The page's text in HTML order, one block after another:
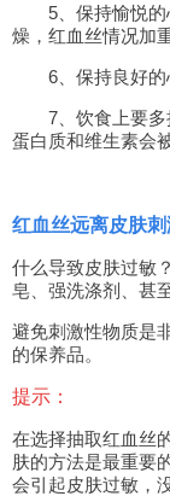
5、保持愉悦
燥，红血丝情况加
6、保持良好的
7、饮食上要
蛋白质和维生素会
红血丝远离皮肤刺
什么导致皮肤过敏
皂、强洗涤剂、甚
避免刺激性物质是
的保养品。
提示：
在选择抽取红血丝
肤的方法是最重要
会引起皮肤过敏，